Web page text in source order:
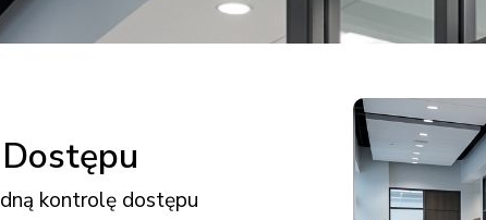
kontrolę dostępu